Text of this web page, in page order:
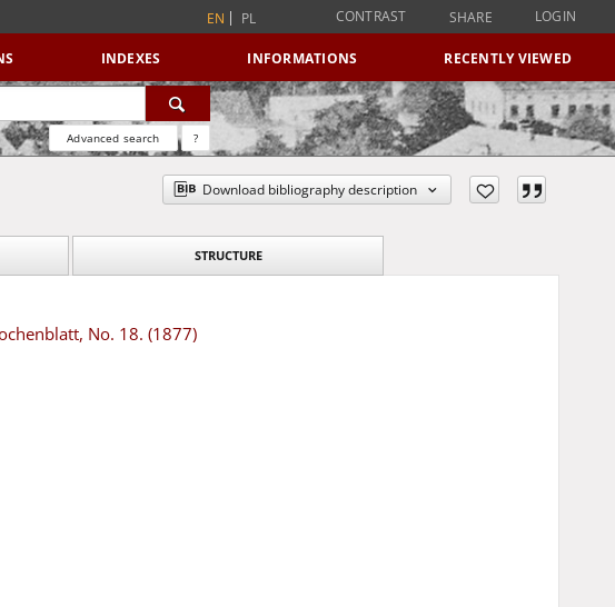
EN PL CONTRAST SHARE LOGIN
INDEXES INFORMATIONS RECENTLY VIEWED
Advanced search ?
Download bibliography description
STRUCTURE
No. 18. (1877)